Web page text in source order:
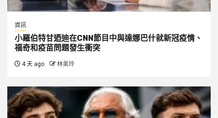
資訊
小羅伯特甘迺迪在CNN節目中與達娜巴什就新冠疫情、
福奇和疫苗問題發生衝突
4 天 ago 林美玲